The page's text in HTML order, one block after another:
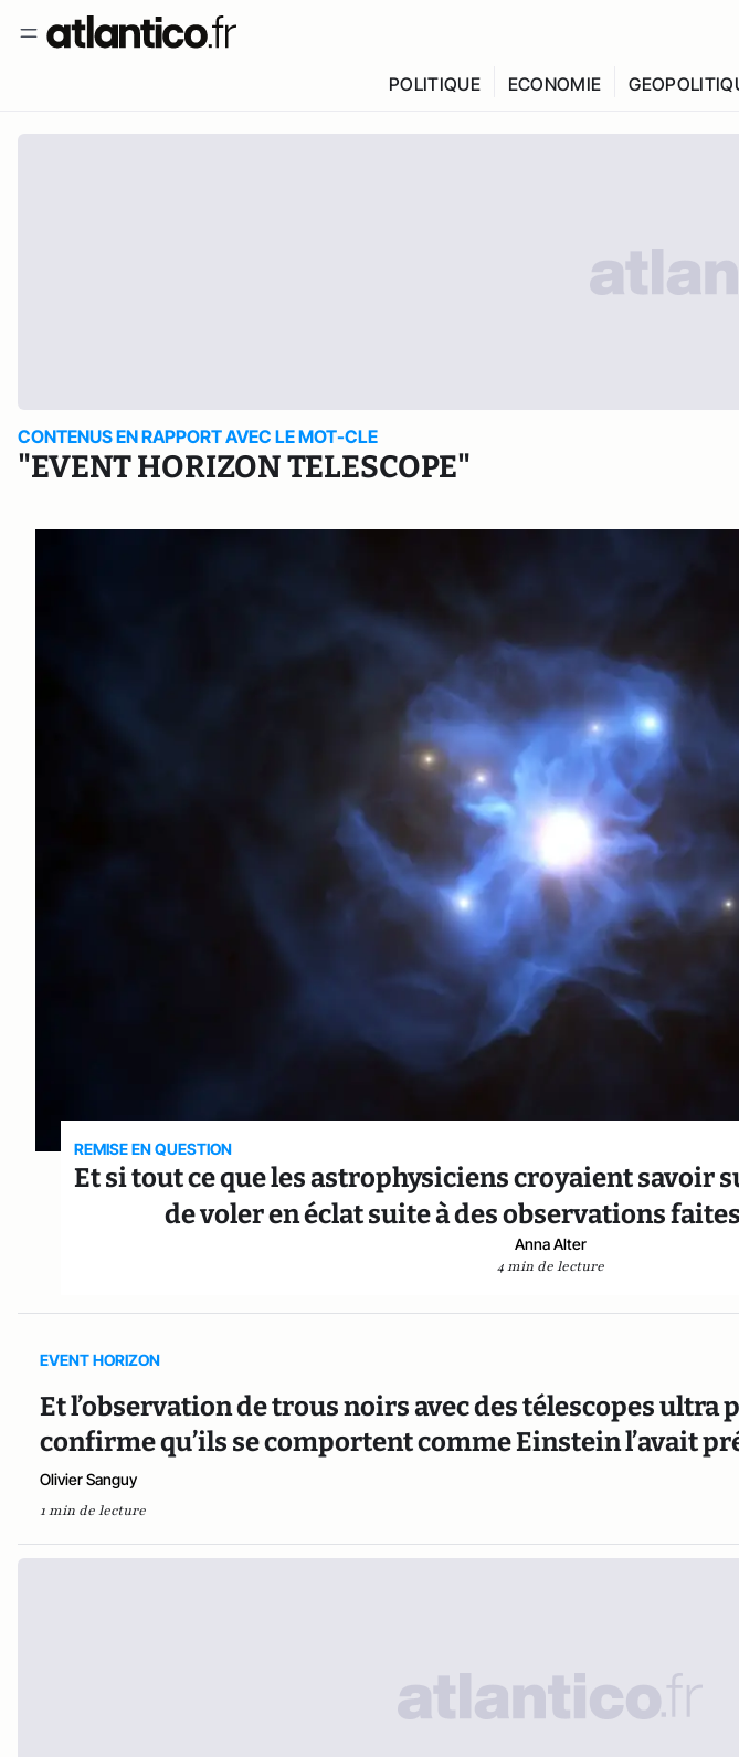
POLITIQUE ECONOMIE
CONTENUS EN RAPPORT AVEC LE MOT-CLE
"EVENT HORIZON TELESCOPE"
REMISE EN QUESTION
Et si tout ce que les astrophysiciens croyaient savoir
de voler en éclat suite à des observations
Anna Alter
4 min de lecture
EVENT HORIZON
Et l’observation de trous noirs avec des télescopes ultra
confirme qu’ils se comportent comme Einstein l’avait
Olivier Sanguy
1 min de lecture